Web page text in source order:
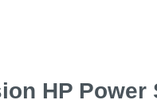
HP Power